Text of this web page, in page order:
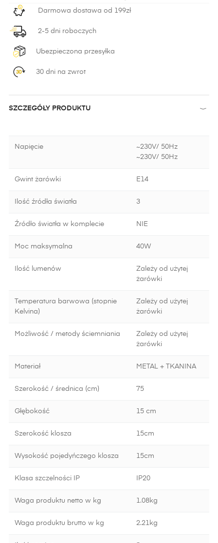
Darmowa dostawa od 199zł
2-5 dni roboczych
Ubezpieczona przesyłka
30 dni na zwrot
SZCZEGÓŁY PRODUKTU
Napięcie
~230V/ 50Hz
~230V/ 50Hz
Gwint żarówki E14
Ilość źródła światła 3
Źródło światła w komplecie NIE
Moc maksymalna 40W
Ilość lumenów
Zależy od użytej
żarówki
Temperatura barwowa (stopnie
Kelvina)
Zależy od użytej
żarówki
Możliwość / metody ściemniania
Zależy od użytej
żarówki
Materiał METAL + TKANINA
Szerokość / średnica (cm) 75
Głębokość 15 cm
Szerokość klosza 15cm
Wysokość pojedyńczego klosza 15cm
Klasa szczelności IP IP20
Waga produktu netto w kg 1.08kg
Waga produktu brutto w kg 2.21kg